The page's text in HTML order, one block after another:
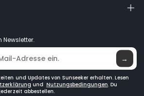
große Rasenflächen
Newsletter.
→
und Updates von Sunseeker erhalten. Lesen
und Nutzungsbedingungen. Du
abbestellen.